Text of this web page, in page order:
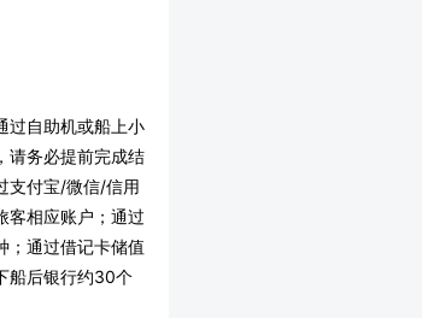
过自助机或船上小
请务必提前完成结
支付宝/微信/信用
客相应账户；通过
；通过借记卡储值
船后银行约30个